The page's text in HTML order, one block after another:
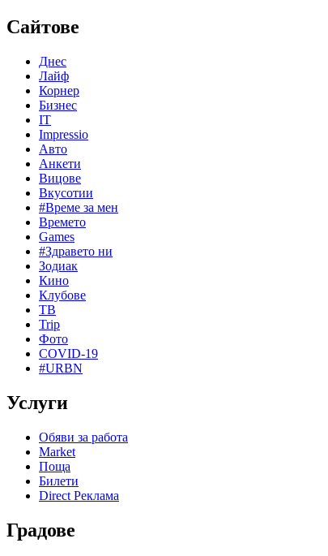
Сайтове
Днес
Лайф
Корнер
Бизнес
IT
Impressio
Авто
Анкети
Вицове
Вкусотии
#Време за мен
Времето
Games
#Здравето ни
Зодиак
Кино
Клубове
ТВ
Trip
Фото
COVID-19
#URBN
Услуги
Обяви за работа
Market
Поща
Билети
Direct Реклама
Градове